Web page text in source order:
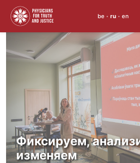
to
content
be • ru • en
Фиксируем,
изменяем